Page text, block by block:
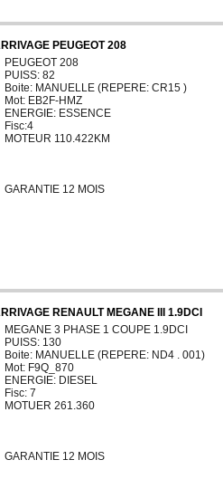
PEUGEOT 208
PEUGEOT 208
PUISS: 82
Boite: MANUELLE (REPERE: CR15 )
Mot: EB2F-HMZ
ENERGIE: ESSENCE
Fisc:4
MOTEUR 110.422KM
GARANTIE 12 MOIS
RENAULT MEGANE III 1.9DCI
MEGANE 3 PHASE 1 COUPE 1.9DCI
PUISS: 130
Boite: MANUELLE (REPERE: ND4 . 001)
Mot: F9Q_870
ENERGIE: DIESEL
Fisc: 7
MOTUER 261.360
GARANTIE 12 MOIS